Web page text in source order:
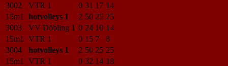
3002
VTR 1 0 31 17 14
15m1
hotvolleys 1 2 50 25 25
3003
VV Döbling 1 0 24 10 14
15m1
VTR 1 0 15 7
8
3004
hotvolleys 1 2 50 25 25
15m1
VTR 1 0 32 14 18